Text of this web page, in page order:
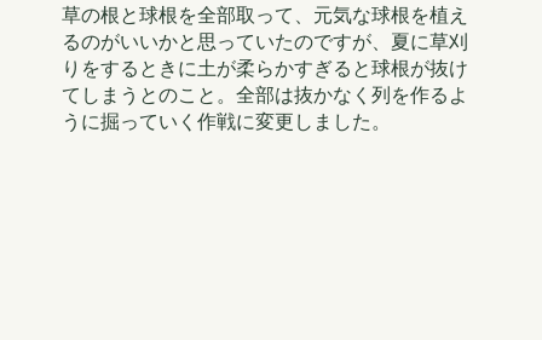
草の根と球根を全部取って、元気な球根を植え
るのがいいかと思っていたのですが、夏に草刈
りをするときに土が柔らかすぎると球根が抜け
てしまうとのこと。全部は抜かなく列を作るよ
うに掘っていく作戦に変更しました。